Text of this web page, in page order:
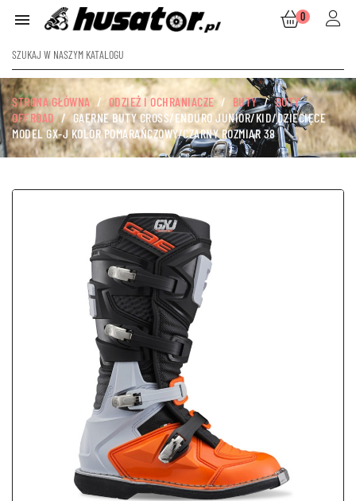
 0
STRONA GŁÓWNA ODZIEŻ I OCHRANIACZE BUTY
BUTY
OFFROAD
GAERNE BUTY CROSS/ENDURO JUNIOR/KID/DZIECIĘCE
MODEL GX-J KOLOR POMARAŃCZOWY/CZARNY ROZMIAR 38